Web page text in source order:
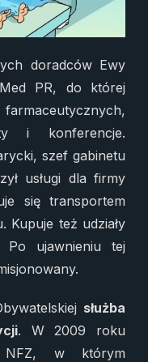
doradców Ewy
PR, do której
i konferencje.
szef gabinetu
usługi dla firmy
się transportem
Kupuje też udziały
Po ujawnieniu tej
służba
. W 2009 roku
NFZ, w którym